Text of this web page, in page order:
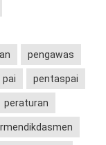
pengawas
pentaspai
peraturan